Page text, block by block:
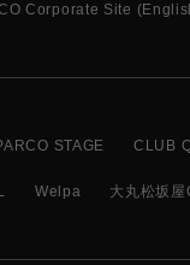
Corporate Site
STAGE CLUB
Welpa 大丸松坂